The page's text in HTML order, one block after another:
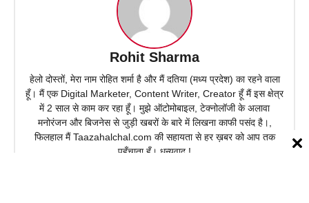
Rohit Sharma
हेलो दोस्तों, मेरा नाम रोहित शर्मा है और मैं दतिया (मध्य प्रदेश) का रहने वाला
हूँ। मैं एक Digital Marketer, Content Writer, Creator हूँ मैं इस क्षेत्र
में 2 साल से काम कर रहा हूँ। मुझे ऑटोमोबाइल, टेक्नोलॉजी के अलावा
मनोरंजन और बिजनेस से जुड़ी खबरों के बारे में लिखना काफी पसंद है।,
फिलहाल मैं Taazahalchal.com की सहायता से हर ख़बर को आप तक
पहुँचाता हूँ। धन्यवाद !